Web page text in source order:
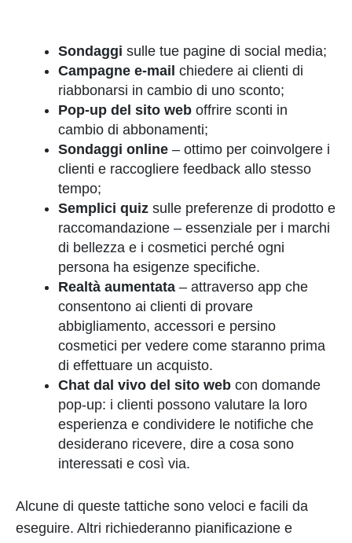
Sondaggi sulle tue pagine di social media;
Campagne e-mail chiedere ai clienti di
riabbonarsi in cambio di uno sconto;
Pop-up del sito web offrire sconti in
cambio di abbonamenti;
Sondaggi online – ottimo per coinvolgere i
clienti e raccogliere feedback allo stesso
tempo;
Semplici quiz sulle preferenze di prodotto e
raccomandazione – essenziale per i marchi
di bellezza e i cosmetici perché ogni
persona ha esigenze specifiche.
Realtà aumentata – attraverso app che
consentono ai clienti di provare
abbigliamento, accessori e persino
cosmetici per vedere come staranno prima
di effettuare un acquisto.
Chat dal vivo del sito web con domande
pop-up: i clienti possono valutare la loro
esperienza e condividere le notifiche che
desiderano ricevere, dire a cosa sono
interessati e così via.
Alcune di queste tattiche sono veloci e facili da
eseguire. Altri richiederanno pianificazione e